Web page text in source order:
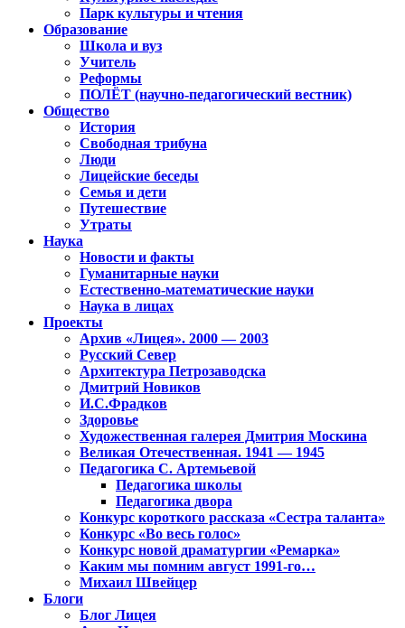
Парк культуры и чтения
Образование
Школа и вуз
Учитель
Реформы
ПОЛЁТ (научно-педагогический вестник)
Общество
История
Свободная трибуна
Люди
Лицейские беседы
Семья и дети
Путешествие
Утраты
Наука
Новости и факты
Гуманитарные науки
Естественно-математические науки
Наука в лицах
Проекты
Архив «Лицея». 2000 — 2003
Русский Север
Архитектура Петрозаводска
Дмитрий Новиков
И.С.Фрадков
Здоровье
Художественная галерея Дмитрия Москина
Великая Отечественная. 1941 — 1945
Педагогика С. Артемьевой
Педагогика школы
Педагогика двора
Конкурс короткого рассказа «Сестра таланта»
Конкурс «Во весь голос»
Конкурс новой драматургии «Ремарка»
Каким мы помним август 1991-го…
Михаил Швейцер
Блоги
Блог Лицея